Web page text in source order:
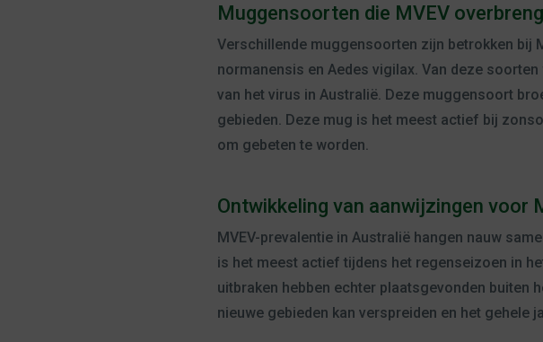
Muggensoorten die MVEV
Verschillende muggensoorten zijn betrokken bij
normanensis en Aedes vigilax. Van deze
van het virus in Australië. Deze muggensoort
gebieden. Deze mug is het meest actief bij
om gebeten te worden.
Ontwikkeling van aanwijzingen voor
MVEV-prevalentie in Australië hangen nauw
is het meest actief tijdens het regenseizoen in
uitbraken hebben echter plaatsgevonden buiten
nieuwe gebieden kan verspreiden en het gehele